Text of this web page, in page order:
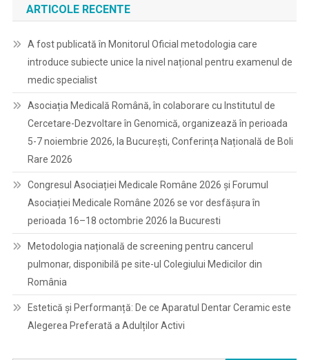
ARTICOLE RECENTE
A fost publicată în Monitorul Oficial metodologia care
introduce subiecte unice la nivel național pentru examenul de
medic specialist
Asociația Medicală Română, în colaborare cu Institutul de
Cercetare-Dezvoltare în Genomică, organizează în perioada
5-7 noiembrie 2026, la București, Conferința Națională de Boli
Rare 2026
Congresul Asociației Medicale Române 2026 și Forumul
Asociației Medicale Române 2026 se vor desfășura în
perioada 16–18 octombrie 2026 la Bucuresti
Metodologia națională de screening pentru cancerul
pulmonar, disponibilă pe site-ul Colegiului Medicilor din
România
Estetică și Performanță: De ce Aparatul Dentar Ceramic este
Alegerea Preferată a Adulților Activi